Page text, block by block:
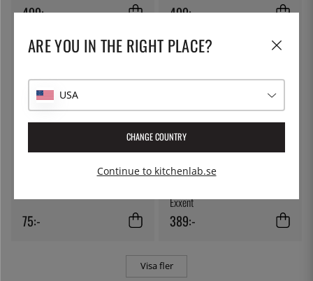
499:- 499:-
75:-
EXXENT
Exxent
389:-
Visa fler
ARE YOU IN THE RIGHT PLACE?
USA
CHANGE COUNTRY
Continue to kitchenlab.se